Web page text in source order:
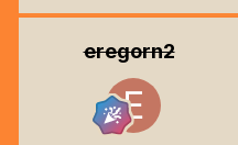
eregorn2